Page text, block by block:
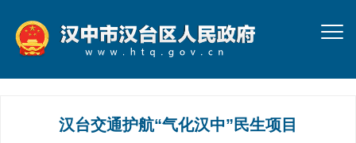
汉台交通护航“气化汉中”民生项目